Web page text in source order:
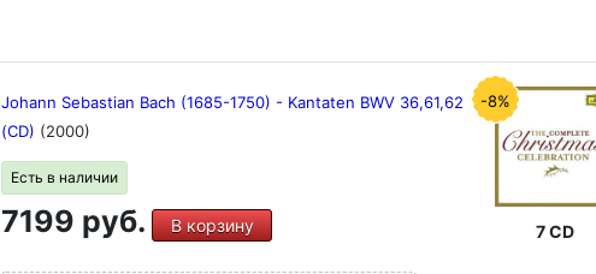
Johann Sebastian Bach (1685-1750) - Kantaten BWV 36,61,62
(CD) (2000)
Есть в наличии
7199 руб. В корзину
-8%
7 CD